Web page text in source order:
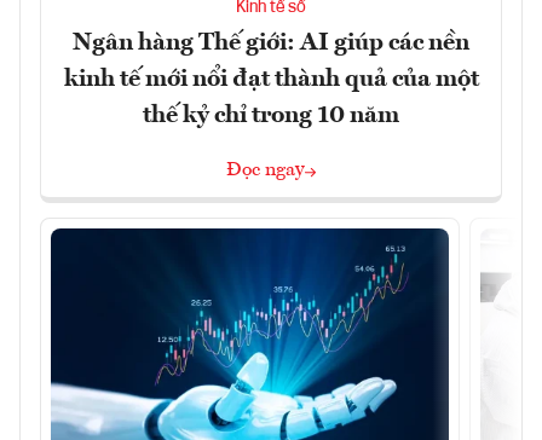
Kinh tế số
Ngân hàng Thế giới: AI giúp các nền
kinh tế mới nổi đạt thành quả của một
thế kỷ chỉ trong 10 năm
Đọc ngay